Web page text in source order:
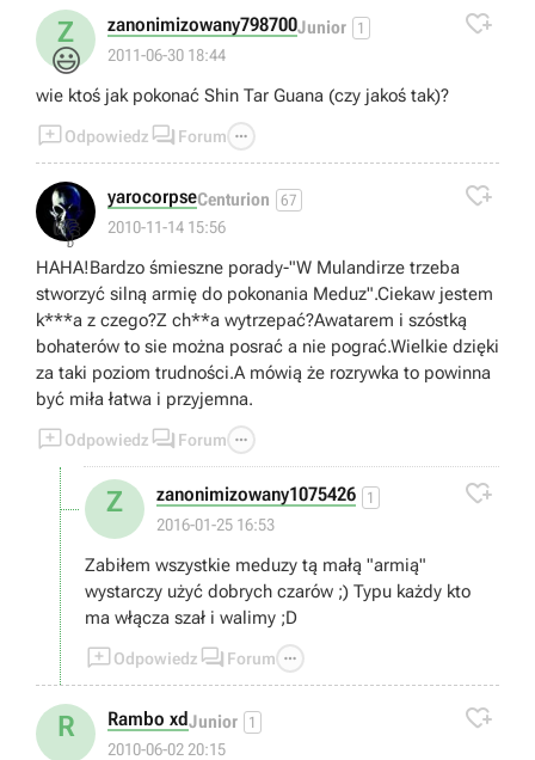
Z
😃
zanonimizowany798700Junior 1
2011-06-30 18:44

wie ktoś jak pokonać Shin Tar Guana (czy jakoś tak)?
Odpowiedz  Forum 
👎
yarocorpseCenturion 67
2010-11-14 15:56

HAHA!Bardzo śmieszne porady-"W Mulandirze trzeba
stworzyć silną armię do pokonania Meduz".Ciekaw jestem
k***a z czego?Z ch**a wytrzepać?Awatarem i szóstką
bohaterów to sie można posrać a nie pograć.Wielkie dzięki
za taki poziom trudności.A mówią że rozrywka to powinna
być miła łatwa i przyjemna.
Odpowiedz  Forum 
Z zanonimizowany1075426 1
2016-01-25 16:53

Zabiłem wszystkie meduzy tą małą "armią"
wystarczy użyć dobrych czarów ;) Typu każdy kto
ma włącza szał i walimy ;D
Odpowiedz  Forum 
R Rambo xdJunior 1
2010-06-02 20:15
